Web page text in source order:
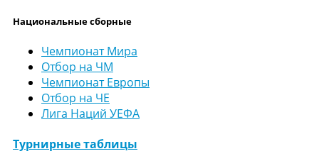
Национальные сборные
Чемпионат Мира
Отбор на ЧМ
Чемпионат Европы
Отбор на ЧЕ
Лига Наций УЕФА
Турнирные таблицы